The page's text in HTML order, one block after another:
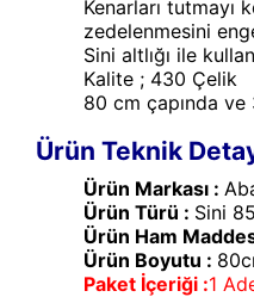
Kenarları tutmayı
zedelenmesini
Sini altlığı ile
Kalite ; 430 Çelik
80 cm çapında
Ürün Teknik
Ürün Markası :
Ürün Türü : Sini 85
Ürün Ham
Ürün Boyutu :
Paket İçeriği :1